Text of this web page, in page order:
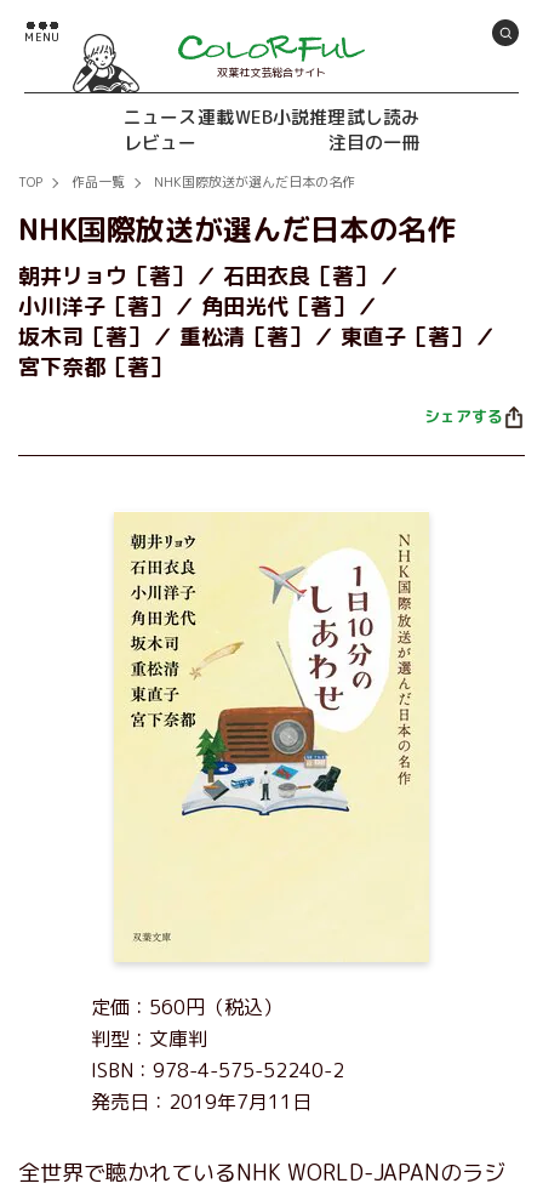
双葉社文芸総合サイト
ニュース連載WEB小説推理試し読み
レビュー
注目の一冊
TOP 作品一覧 NHK国際放送が選んだ日本の名作
NHK国際放送が選んだ日本の名作
朝井リョウ［著］
石田衣良［著］
小川洋子［著］
角田光代［著］
坂木司［著］
重松清［著］
東直子［著］
宮下奈都［著］
シェアする
定価：560円（税込）
判型：文庫判
ISBN：978-4-575-52240-2
発売日：2019年7月11日
全世界で聴かれているNHK WORLD-JAPANのラジ